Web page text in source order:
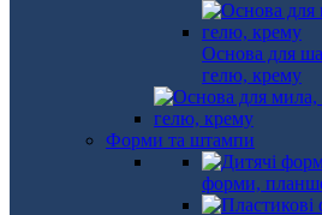
Основа для
гелю, крему
Форми та штампи
форми,